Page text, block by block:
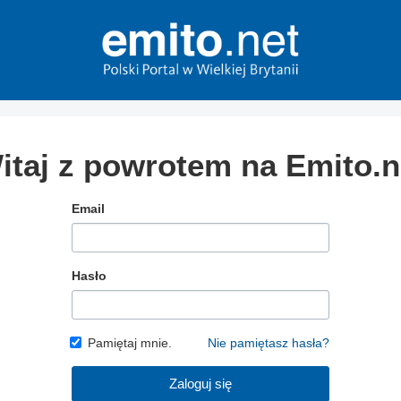
z powrotem na
Email
Hasło
Pamiętaj mnie. Nie pamiętasz hasła?
Zaloguj się